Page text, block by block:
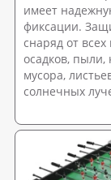
имеет
фиксации.
снаряд от всех
осадков, пыли,
мусора,
солнечных